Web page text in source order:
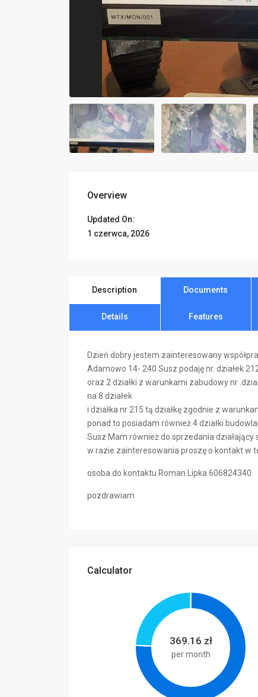
Overview
Updated On:
1 czerwca, 2026
Description Documents
Details Features
Dzień dobry jestem zainteresowany
Adamowo 14- 240 Susz podaję nr. działek
oraz 2 działki z warunkami zabudowy nr
na 8 działek
i działka nr 215 tą działkę zgodnie z
ponad to posiadam również 4 działki
Susz Mam również do sprzedania
w razie zainteresowania proszę o kontakt w
osoba do kontaktu Roman Lipka 606824340
pozdrawiam
Calculator
369.16 zł
per month